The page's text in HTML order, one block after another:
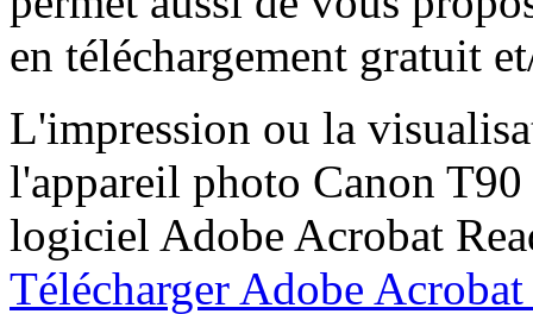
en téléchargement gratuit
L'impression ou la
l'appareil photo Canon
logiciel Adobe Acrobat
Télécharger Adobe Acrobat